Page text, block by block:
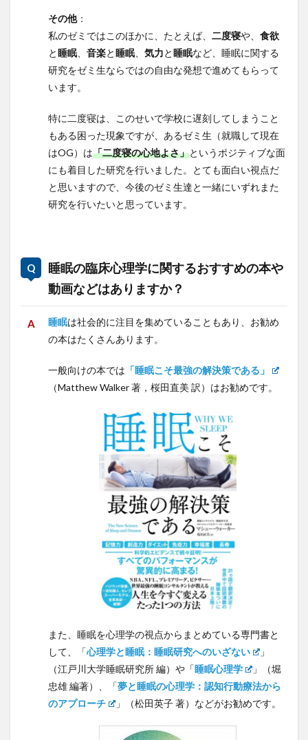
その他：
私のゼミではこのほかに、たとえば、 二度寝や、 食欲
と睡眠 音楽と睡眠 気力と睡眠など、睡眠に関する
研究をゼミ生ならではの自由な発想で進めてもらって
います。
特に二度寝は、このせいで学校に遅刻してしまうこと
もある困った現象ですが、あるゼミ生（就職して現在
はOG）は「二度寝の心地よさ」というポジティブな面
にも着目した研究を行いました。とても面白い視点だ
と思いますので、今後のゼミ生達と一緒にいずれまた
研究を行いたいと思っています。
睡眠の臨床心理学に関するおすすめの本や
動画などはありますか？
睡眠は社会的に注目を集めていることもあり、お勧め
の本はたくさんあります。
一般向けの本では 「睡眠こそ最強の解決策である」
（Matthew Walker 著，桜田直美 訳）はお勧めです。
また、睡眠を心理学の視点からまとめている専門書と
して、「心理学と睡眠：睡眠研究へのいざない
」
（江戸川大学睡眠研究所 編）や「睡眠心理学
」（堀
忠雄 編著）、「夢と睡眠の心理学：認知行動療法から
のアプローチ
」（松田英子 著）などがお勧めです。